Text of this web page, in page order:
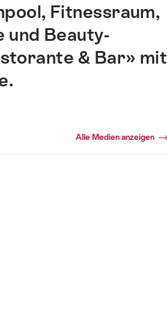
Fitnessraum,
und Beauty-
& Bar» mit
Alle Medien anzeigen